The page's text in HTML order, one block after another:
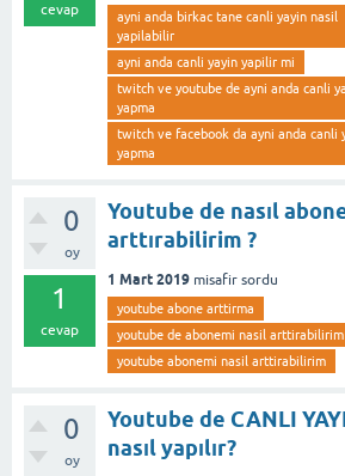
cevap
ayni anda birkac tane canli yayin nasil
yapilabilir
ayni anda canli yayin yapilir mi
twitch ve youtube de ayni anda canli
yapma
twitch ve facebook da ayni anda canli
yapma
0
oy
1
cevap
Youtube de nasıl
arttırabilirim ?
1 Mart 2019 misafir sordu
youtube abone arttirma
youtube de abonemi nasil arttirabilirim
youtube abonemi nasil arttirabilirim
0
oy
Youtube de CANLI
nasıl yapılır?